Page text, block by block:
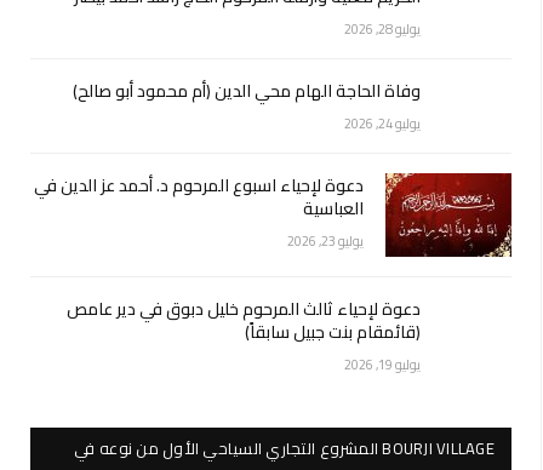
يوليو 28, 2026
وفاة الحاجة الهام محي الدين (أم محمود أبو صالح)
يوليو 24, 2026
دعوة لإحياء اسبوع المرحوم د. أحمد عز الدين في
العباسية
يوليو 23, 2026
دعوة لإحياء ثالث المرحوم خليل دبوق في دير عامص
(قائمقام بنت جبيل سابقاً)
يوليو 19, 2026
BOURJI VILLAGE المشروع التجاري السياحي الأول من نوعه في